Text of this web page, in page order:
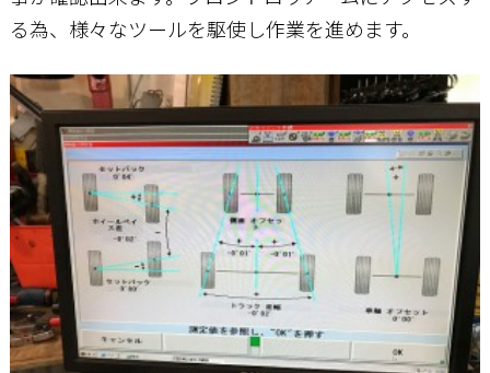
る為、様々なツールを駆使し作業を進めます。